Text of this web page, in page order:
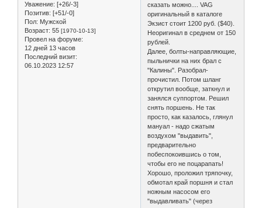
Уважение: [+26/-3]
Позитив: [+51/-0]
Пол: Мужской
Возраст: 55 [1970-10-13]
Провел на форуме:
12 дней 13 часов
Последний визит:
06.10.2023 12:57
сказать можно.... VAG
оригинальный в каталоге
Экзист стоит 1200 руб. ($40).
Неоригинал в среднем от 150
рублей.
Далее, болты-направляющие,
пыльнички на них брал с
"Калины". Разобрал-
прочистил. Потом шланг
открутил вообще, заткнул и
занялся суппортом. Решил
снять поршень. Не так
просто, как казалось, глянул
мануал - надо сжатым
воздухом "выдавить",
предварительно
побеспокоившись о том,
чтобы его не поцарапать!
Хорошо, проложил тряпочку,
обмотал край поршня и стал
ножным насосом его
"выдавливать" (через